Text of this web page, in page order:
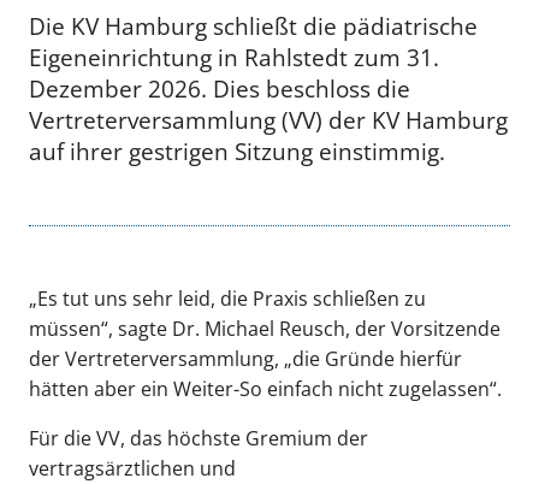
Die KV Hamburg schließt die pädiatrische
Eigeneinrichtung in Rahlstedt zum 31.
Dezember 2026. Dies beschloss die
Vertreterversammlung (VV) der KV Hamburg
auf ihrer gestrigen Sitzung einstimmig.
„Es tut uns sehr leid, die Praxis schließen zu
müssen“, sagte Dr. Michael Reusch, der Vorsitzende
der Vertreterversammlung, „die Gründe hierfür
hätten aber ein Weiter-So einfach nicht zugelassen“.
Für die VV, das höchste Gremium der
vertragsärztlichen und